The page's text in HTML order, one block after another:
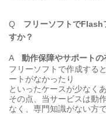
Q フリーソフトでFlash
すか？
A 動作保障やサポートの
フリーソフトで作成する
ートがなかったり
といったケースが少なく
その点、当サービスは動
なく、専門知識がない方で